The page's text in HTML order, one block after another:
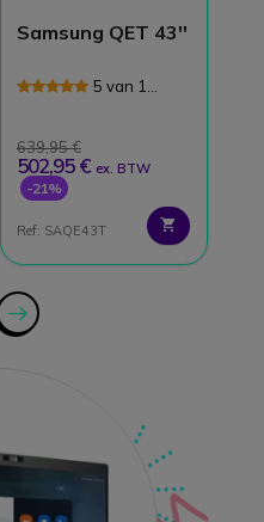
Samsung QET 43''
5 van 1
639,95 €
502,95 € ex. BTW
-21%
Ref: SAQE43T